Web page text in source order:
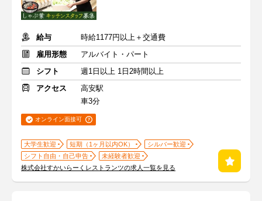
給与
時給1177円以上＋交通費
雇用形態
アルバイト・パート
シフト
週1日以上 1日2時間以上
アクセス
高安駅
車3分
オンライン面接可
大学生歓迎 短期（1ヶ月以内OK）
シルバー歓迎
シフト自由・自己申告
未経験者歓迎
株式会社すかいらーくレストランツの求人一覧を見る